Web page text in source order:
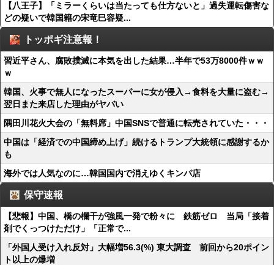
【八王子】「ミラーくらいは当たっても仕方ないと」過失運転傷害な
どの疑いで韓国籍の宋竜巳容疑...
トッポギ注意報！
習近平さん、腐敗撲滅に本気を出した結果…半年で53万8000件ｗｗ
ｗ
韓国、火事で無人になったスーパーに女が侵入→食料を大量に盗む→
翌日また来店した理由がヤバい
隅田川花火大会の「無料席」中国SNSで普通に転売されていた・・・
中国は「経済での中国締め上げ」続けるトランプ大統領に感謝するか
も
海外では人気なのに…韓国国内で消えゆくキンパ店
保守速報
【悲報】中国、橋の欄干が強風一発で粉々に 鉄筋ゼロ 当局「接着
剤でくっつけただけ」「正常で...
「外国人受け入れ反対」大幅増56.3(%) 東大調査 前回から20ポイン
ト以上の爆増